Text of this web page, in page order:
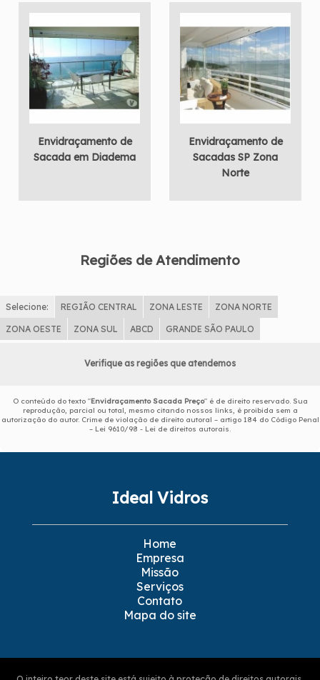
Envidraçamento de
Sacada em Diadema
Envidraçamento de
Sacadas SP Zona
Norte
Regiões de Atendimento
Selecione: REGIÃO CENTRAL ZONA LESTE ZONA NORTE
ZONA OESTE ZONA SUL ABCD GRANDE SÃO PAULO
Verifique as regiões que atendemos
O conteúdo do texto "Envidraçamento Sacada Preço" é de direito reservado. Sua
reprodução, parcial ou total, mesmo citando nossos links, é proibida sem a
autorização do autor. Crime de violação de direito autoral – artigo 184 do Código Penal
– Lei 9610/98 - Lei de direitos autorais.
Ideal Vidros
Home
Empresa
Missão
Serviços
Contato
Mapa do site